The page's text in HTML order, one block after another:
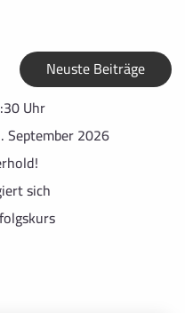
Neuste Beiträge
Uhr
September 2026
sich